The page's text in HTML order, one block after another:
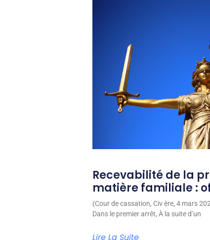
Recevabilité de la
matière familiale :
(Cour de cassation, Civ ère, 4 mars
Dans le premier arrêt, À la suite d’un
Lire La Suite